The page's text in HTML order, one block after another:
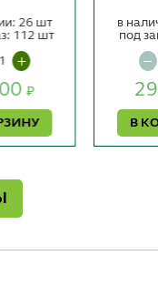
₽
26 шт
112 шт
В
в
под